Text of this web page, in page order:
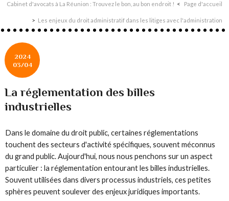
Cabinet d'avocats à La Réunion : Trouvez le bon, au bon endroit ! Page d'accueil
Les enjeux du droit administratif dans les litiges avec l'administration
2024
03/04
La réglementation des billes
industrielles
Dans le domaine du droit public, certaines réglementations
touchent des secteurs d'activité spécifiques, souvent méconnus
du grand public. Aujourd'hui, nous nous penchons sur un aspect
particulier : la réglementation entourant les billes industrielles.
Souvent utilisées dans divers processus industriels, ces petites
sphères peuvent soulever des enjeux juridiques importants.